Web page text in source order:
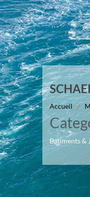
Accueil /
Batiments &